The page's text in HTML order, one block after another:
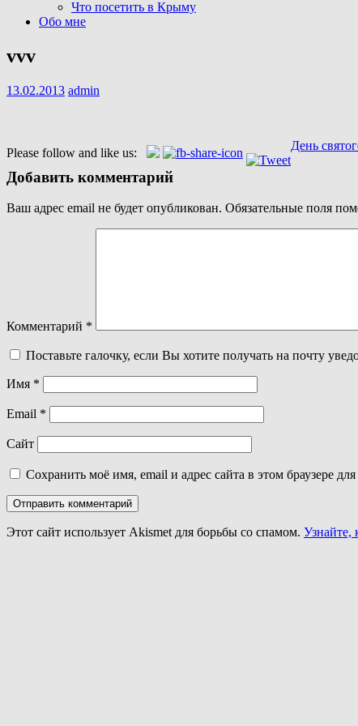
Что посетить в Крыму
Обо мне
vvv
13.02.2013 admin
Please follow and like us:
Навигация
по
записям
День
Добавить комментарий
Ваш адрес email не будет опубликован. Обязательные поля
Комментарий *
Поставьте галочку, если Вы хотите получать на почту
Имя *
Email *
Сайт
Сохранить моё имя, email и адрес сайта в этом браузере
Этот сайт использует Akismet для борьбы со спамом. Узнайте,